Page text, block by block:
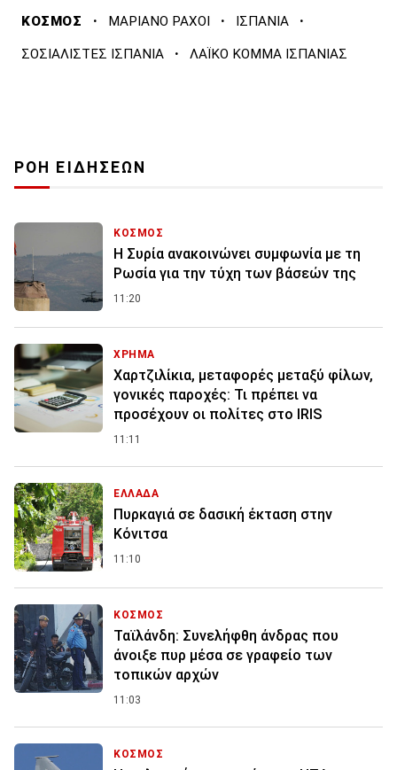
ΚΟΣΜΟΣ · ΜΑΡΙΑΝΟ ΡΑΧΟΙ · ΙΣΠΑΝΙΑ ·
ΣΟΣΙΑΛΙΣΤΕΣ ΙΣΠΑΝΙΑ · ΛΑΪΚΟ ΚΟΜΜΑ ΙΣΠΑΝΙΑΣ
ΡΟΗ ΕΙΔΗΣΕΩΝ
ΚΟΣΜΟΣ
Η Συρία ανακοινώνει συμφωνία με τη
Ρωσία για την τύχη των βάσεών της
11:20
ΧΡΗΜΑ
Χαρτζιλίκια, μεταφορές μεταξύ φίλων,
γονικές παροχές: Τι πρέπει να
προσέχουν οι πολίτες στο IRIS
11:11
ΕΛΛΑΔΑ
Πυρκαγιά σε δασική έκταση στην
Κόνιτσα
11:10
ΚΟΣΜΟΣ
Ταϊλάνδη: Συνελήφθη άνδρας που
άνοιξε πυρ μέσα σε γραφείο των
τοπικών αρχών
11:03
ΚΟΣΜΟΣ